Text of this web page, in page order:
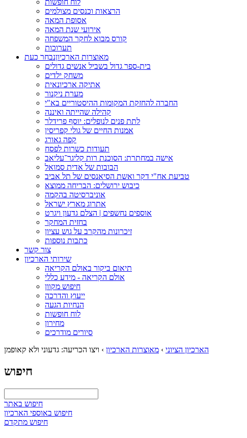
לוח חופשות
הרצאות וכנסים מצולמים
אסופת המאה
אירועי שנת המאה
קורס מבוא לחקר המשפחה
תערוכות
מאוצרות הארכיוןנבחר כעת
בית-ספר גדול בשביל אנשים גדולים
משחק ילדים
אתיקה ארכיונאית
מערת ניקנור
החברה להחזקת המקומות ההיסטוריים בא"י
קהילה שהייתה ואיננה
לתת פנים לנופלים: יוסף פרידלר
אמנות החיים של גולי קפריסין
קפה גאורג
תעודות כשרות לפסח
אישה במחתרת: הסוכנת רות קליגר־עליאב
הבובות של אדית סמואל
טביעת אח"י דקר ואשת הסיאנסים של תל אביב
כיבוש ירושלים: הבריחה ממוצא
אוניברסיטה בהקמה
אתרוג מארץ ישראל
אוספים נחשפים | הצלם גדעון ויגרט
בחזית המחקר
זיכרונות מהקרב על גוש עציון
כתבות נוספות
צור קשר
שירותי הארכיון
תיאום ביקור באולם הקריאה
אולם הקריאה - מידע כללי
חיפוש מקוון
ייעוץ והדרכה
הנחיות הגעה
לוח חופשות
מחירון
סיורים מודרכים
הארכיון הציוני › מאוצרות הארכיון › ויצו הכריעה: גדעוני ולא קאופמן
חיפוש
חיפוש באתר
חיפוש באוספי הארכיון
חיפוש מתקדם